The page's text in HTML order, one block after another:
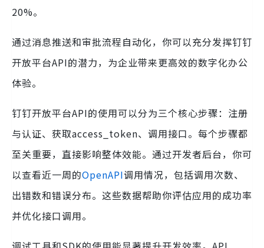
20%。
通过消息推送和审批流程自动化，你可以充分发挥钉钉
开放平台API的潜力，为企业带来更高效的数字化办公
体验。
钉钉开放平台API的使用可以分为三个核心步骤：注册
与认证、获取access_token、调用接口。每个步骤都
至关重要，直接影响整体效能。通过开发者后台，你可
以查看近一周的OpenAPI调用情况，包括调用次数、
出错数和错误分布。这些数据帮助你评估应用的成功率
并优化接口调用。